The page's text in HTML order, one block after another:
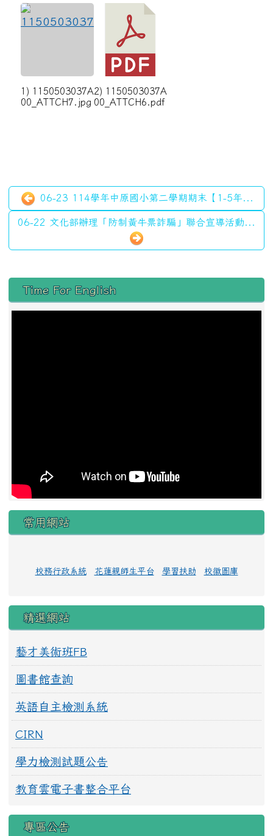
1) 1150503037A
00_ATTCH7.jpg
2) 1150503037A
00_ATTCH6.pdf
06-23 114學年中原國小第二學期期末【1-5年...
06-22 文化部辦理「防制黃牛票詐騙」聯合宣導活動...
左邊區域內容
Time For English
常用網站
校務行政系統 花蓮親師生平台 學習扶助 校徽圖庫
精選網站
藝才美術班FB
圖書館查詢
英語自主檢測系統
CIRN
學力檢測試題公告
教育雲電子書整合平台
專區公告